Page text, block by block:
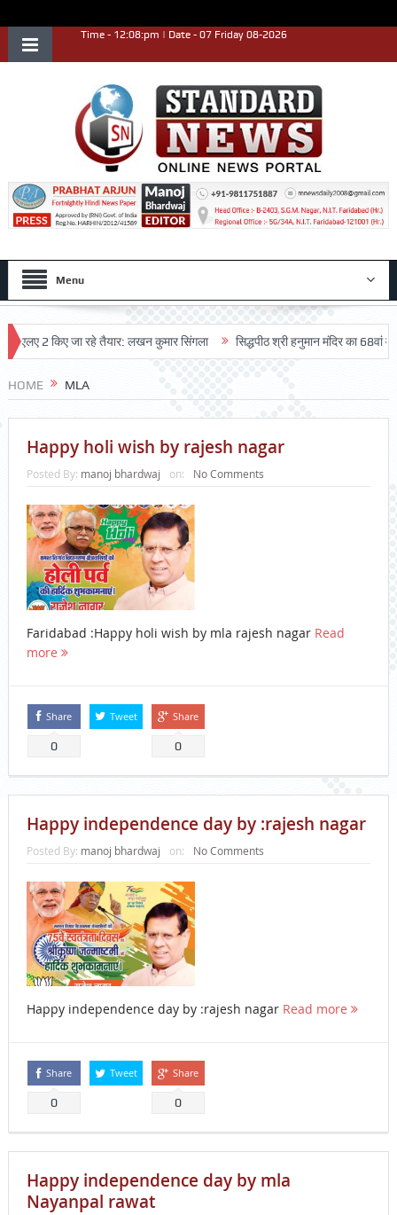
Time - 12:08:pm | Date - 07 Friday 08-2026
Menu
2 किए जा रहे तैयार: लखन कुमार सिंगला सिद्धपीठ श्री हनुमान मंदिर का 68वां
HOME MLA
Happy holi wish by rajesh nagar
Posted By: manoj bhardwaj on: No Comments
Faridabad :Happy holi wish by mla rajesh nagar Read
more
Share
0
Tweet Share
0
Happy independence day by :rajesh nagar
Posted By: manoj bhardwaj on: No Comments
Happy independence day by :rajesh nagar Read more
Share
0
Tweet Share
0
Happy independence day by mla
Nayanpal rawat